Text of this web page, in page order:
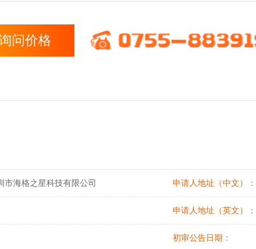
问价格
市海格之星科技有限公司 申请人地址（中文）：
秘书有限公司） 申请人地址（英文）：
初审公告日期：